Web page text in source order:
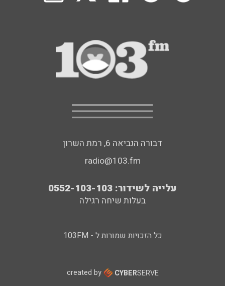
דבורה הנביאה 6, רמת השרון
radio@103.fm
עלייה לשידור: 0552-103-103
בעלות שיחה רגילה
כל הזכויות שמורות ל - 103FM
created by CYBERSERVE